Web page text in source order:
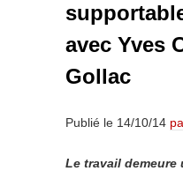
avec Yves
Gollac
Publié le 14/10/14
Le travail demeure